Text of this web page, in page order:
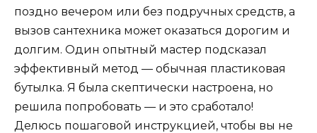
поздно вечером или без подручных средств, а
вызов сантехника может оказаться дорогим и
долгим. Один опытный мастер подсказал
эффективный метод — обычная пластиковая
бутылка. Я была скептически настроена, но
решила попробовать — и это сработало!
Делюсь пошаговой инструкцией, чтобы вы не